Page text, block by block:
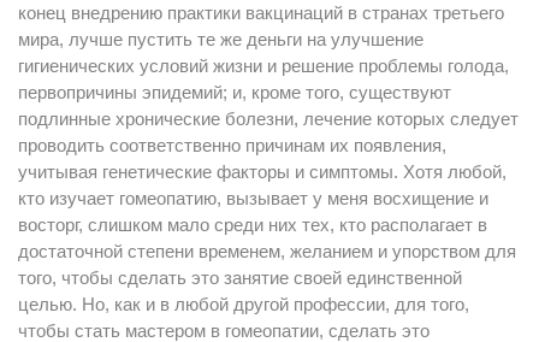
конец внедрению практики вакцинаций в странах третьего
мира, лучше пустить те же деньги на улучшение
гигиенических условий жизни и решение проблемы голода,
первопричины эпидемий; и, кроме того, существуют
подлинные хронические болезни, лечение которых следует
проводить соответственно причинам их появления,
учитывая генетические факторы и симптомы. Хотя любой,
кто изучает гомеопатию, вызывает у меня восхищение и
восторг, слишком мало среди них тех, кто располагает в
достаточной степени временем, желанием и упорством для
того, чтобы сделать это занятие своей единственной
целью. Но, как и в любой другой профессии, для того,
чтобы стать мастером в гомеопатии, сделать это